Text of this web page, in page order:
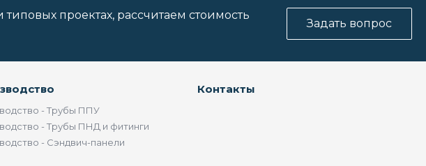
проектах, рассчитаем стоимость
Задать вопрос
- Трубы ППУ
- Трубы ПНД и фитинги
- Сэндвич-панели
Контакты